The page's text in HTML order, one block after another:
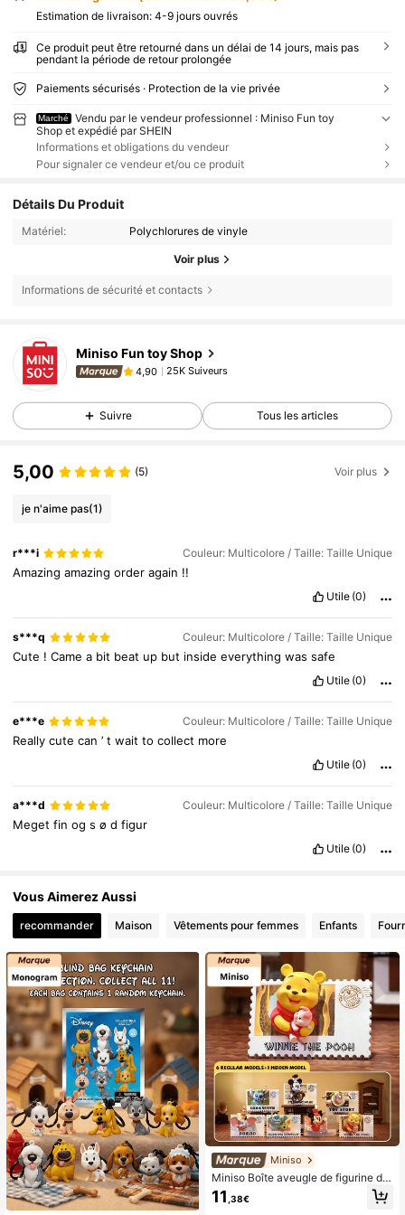
Estimation de livraison: 4-9 jours ouvrés
Ce produit peut être retourné dans un délai de 14 jours, mais pas
pendant la période de retour prolongée
Paiements sécurisés · Protection de la vie privée
Marché
Vendu par le vendeur professionnel : Miniso Fun toy
Shop et expédié par SHEIN
Informations et obligations du vendeur
Pour signaler ce vendeur et/ou ce produit
Détails Du Produit
Matériel: Polychlorures de vinyle
Voir plus
Informations de sécurité et contacts
Miniso Fun toy Shop
4,90 25K Suiveurs
Suivre Tous les articles
5,00 (5) Voir plus
je n'aime pas(1)
r***i Couleur: Multicolore / Taille: Taille Unique
Amazingamazingorderagain !!
Utile (0)
s***q Couleur: Multicolore / Taille: Taille Unique
Cute !Camea bit beat up but insideeverythingwassafe
Utile (0)
e***e Couleur: Multicolore / Taille: Taille Unique
Reallycutecan’twaittocollect more
Utile (0)
a***d Couleur: Multicolore / Taille: Taille Unique
Megetfinogsødfigur
Utile (0)
Vous Aimerez Aussi
recommander Maison Vêtements pour femmes Enfants
Miniso
Miniso Boîte aveugle de figurine de
timbre vintage, aimant de réfrigérat
eur, cadeau, poupée, décoration sc
11 ,38€